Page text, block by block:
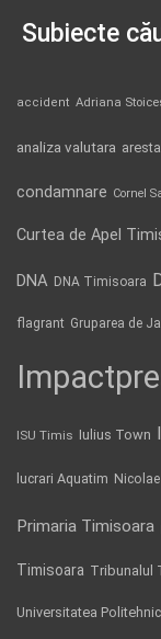
Subiecte
accident Adriana
analiza valutara
condamnare Cornel
Curtea de Apel
DNA DNA Timisoara
flagrant Gruparea de
ISU Timis Iulius Town
lucrari Aquatim
Primaria Timisoara
Timisoara Tribunalul
Universitatea